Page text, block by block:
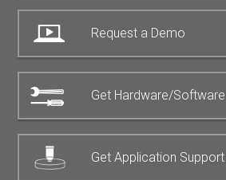
Request a Demo
Get Hardware/
Get Application Support